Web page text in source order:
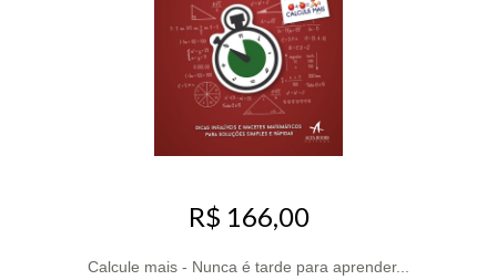
R$ 166,00
Calcule mais - Nunca é tarde para aprender...